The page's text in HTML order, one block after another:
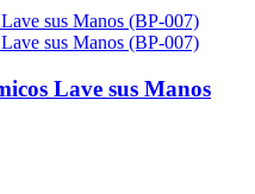
Lave sus Manos